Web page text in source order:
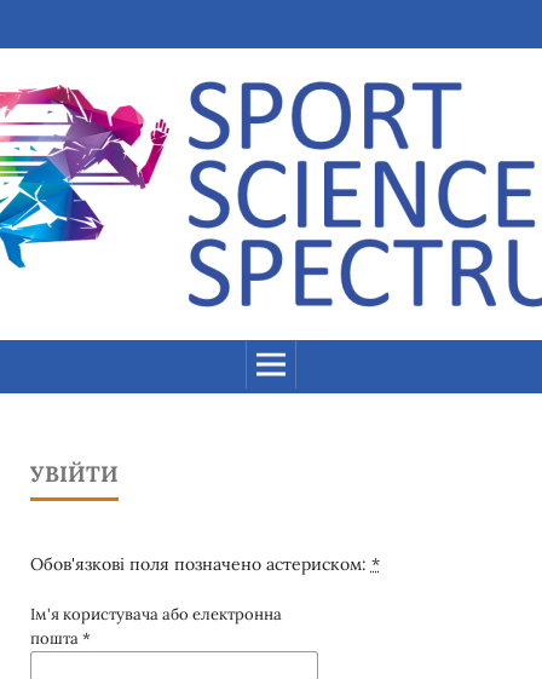
УВІЙТИ
Обов'язкові поля позначено астериском: *
Ім'я користувача або електронна
пошта*